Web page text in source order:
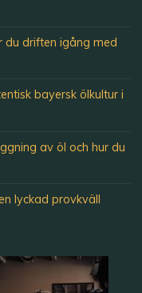
du driften igång med
bayersk ölkultur i
av öl och hur du
lyckad provkväll